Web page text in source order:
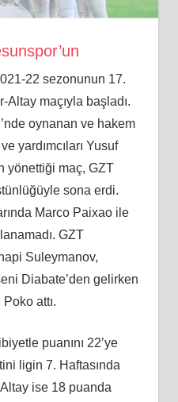
22 sezonunun 17.
Altay maçıyla başladı.
oynanan ve hakem
yardımcıları Yusuf
yönettiği maç, GZT
sona erdi.
Marco Paixao ile
GZT
Suleymanov,
Diabate’den gelirken
attı.
puanını 22’ye
ligin 7. Haftasında
ise 18 puanda